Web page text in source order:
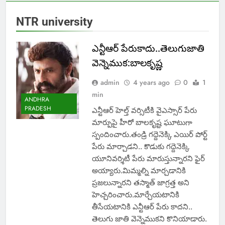
NTR university
ANDHRA
PRADESH
ఎన్టీఆర్ పేరుకాదు..తెలుగుజాతి
వెన్నెముక:బాలకృష్ణ
admin 4 years ago 0
1
min
ఎన్టీఆర్ హెల్త్ వర్సిటీకి వైఎస్సార్ పేరు
మార్పుపై హీరో బాలకృష్ట ఘూటుగా
స్పందించారు.తండ్రి గద్దెనెక్కి ఎయిర్ పోర్ట్
పేరు మార్చాడని.. కొడుకు గద్దెనెక్కి
యూనివర్శిటీ పేరు మారుస్తున్నారని ఫైర్
అయ్యారు.మిమ్మల్ని మార్చడానికి
ప్రజలున్నారని తస్మాత్ జాగ్రత్త అని
హెచ్చరించారు.మార్చేయటానికి
తీసేయటానికి ఎన్టీఆర్ పేరు కాదని..
తెలుగు జాతి వెన్నెముకని కొనియాడారు.